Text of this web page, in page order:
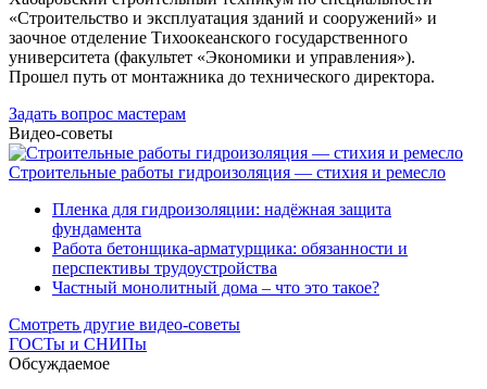
«Строительство и эксплуатация зданий и сооружений» и
заочное отделение Тихоокеанского государственного
университета (факультет «Экономики и управления»).
Прошел путь от монтажника до технического директора.
Задать вопрос мастерам
Видео-советы
Строительные работы гидроизоляция — стихия и ремесло
Пленка для гидроизоляции: надёжная защита
фундамента
Работа бетонщика-арматурщика: обязанности и
перспективы трудоустройства
Частный монолитный дома – что это такое?
Смотреть другие видео-советы
ГОСТы и СНИПы
Обсуждаемое